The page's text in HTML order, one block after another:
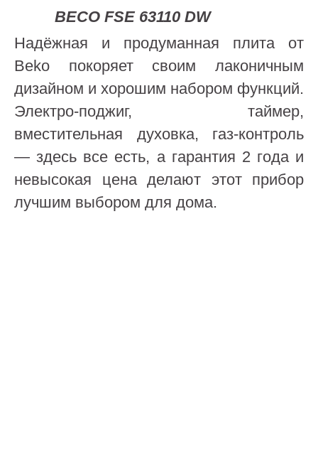
BECO FSE 63110 DW
Надёжная и продуманная плита от
Beko покоряет своим лаконичным
дизайном и хорошим набором функций.
Электро-поджиг, таймер,
вместительная духовка, газ-контроль
— здесь все есть, а гарантия 2 года и
невысокая цена делают этот прибор
лучшим выбором для дома.